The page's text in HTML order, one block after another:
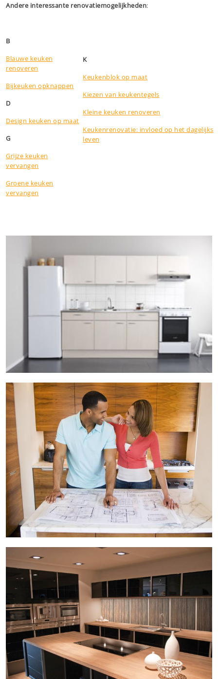
Andere interessante renovatiemogelijkheden:
B
Blauwe keuken
renoveren
Bijkeuken opknappen
D
Design keuken op maat
G
Grijze keuken
vervangen
Groene keuken
vervangen
K
Keukenblok op maat
Kiezen van keukentegels
Kleine keuken renoveren
Keukenrenovatie: invloed op het dagelijks
leven